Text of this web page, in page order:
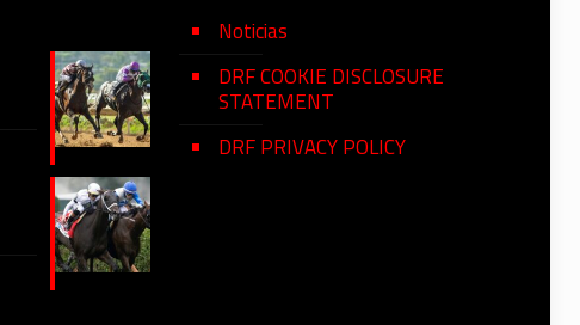
Noticias
DRF COOKIE DISCLOSURE
STATEMENT
DRF PRIVACY POLICY